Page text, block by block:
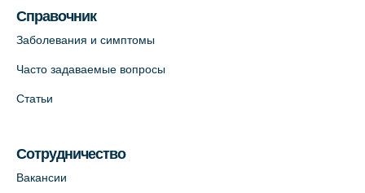
+7 (812) 660-73-69
На карте
На карте
Справочник
Заболевания и симптомы
Часто задаваемые вопросы
Статьи
Сотрудничество
Вакансии